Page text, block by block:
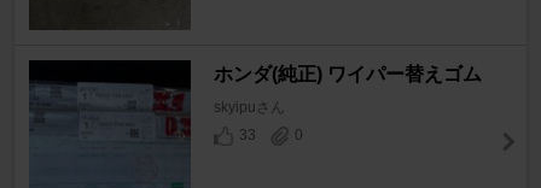
ホンダ(純正) ワイパー替えゴム
skyipuさん
33
0